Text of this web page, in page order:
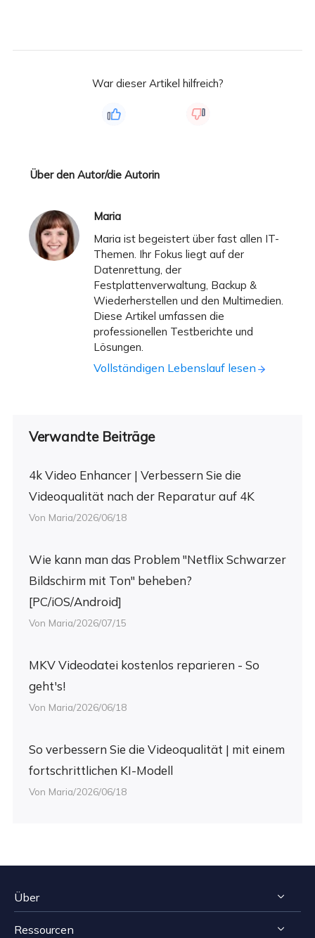
War dieser Artikel hilfreich?
Über den Autor/die Autorin
Maria
Maria ist begeistert über fast allen IT-
Themen. Ihr Fokus liegt auf der
Datenrettung, der
Festplattenverwaltung, Backup &
Wiederherstellen und den Multimedien.
Diese Artikel umfassen die
professionellen Testberichte und
Lösungen.
Vollständigen Lebenslauf lesen
Verwandte Beiträge
4k Video Enhancer | Verbessern Sie die
Videoqualität nach der Reparatur auf 4K
Von Maria/2026/06/18
Wie kann man das Problem "Netflix Schwarzer
Bildschirm mit Ton" beheben?
[PC/iOS/Android]
Von Maria/2026/07/15
MKV Videodatei kostenlos reparieren - So
geht's!
Von Maria/2026/06/18
So verbessern Sie die Videoqualität | mit einem
fortschrittlichen KI-Modell
Von Maria/2026/06/18
Über
Ressourcen